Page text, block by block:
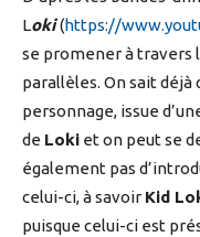
Loki(https://
se promener à travers
parallèles. On sait déjà
personnage, issue
de Loki et on peut se
également pas
celui-ci, à savoir Kid
puisque celui-ci est